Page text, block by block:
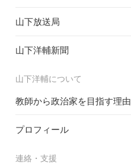
山下放送局
山下洋輔新聞
山下洋輔について
教師から政治家を目指す理由
プロフィール
連絡・支援